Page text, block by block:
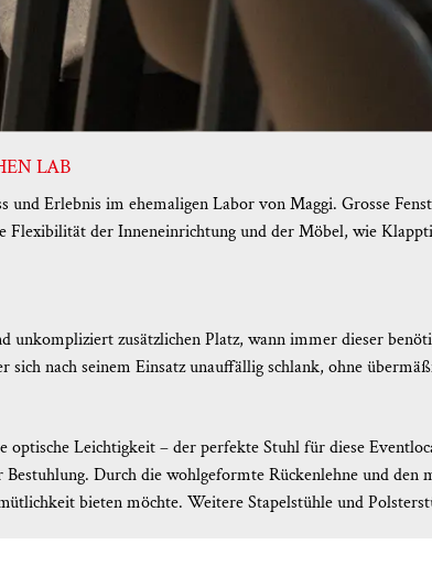
LAB
Erlebnis im ehemaligen Labor von Maggi. Grosse
Flexibilität der Inneneinrichtung und der Möbel, wie
unkompliziert zusätzlichen Platz, wann immer dieser
nach seinem Einsatz unauffällig schlank, ohne
optische Leichtigkeit – der perfekte Stuhl für diese
Durch die wohlgeformte Rückenlehne und
bieten möchte. Weitere Stapelstühle und